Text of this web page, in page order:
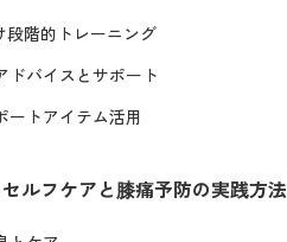
段階的トレーニング
ドバイスとサポート
ートアイテム活用
ルフケアと膝痛予防の実践方法